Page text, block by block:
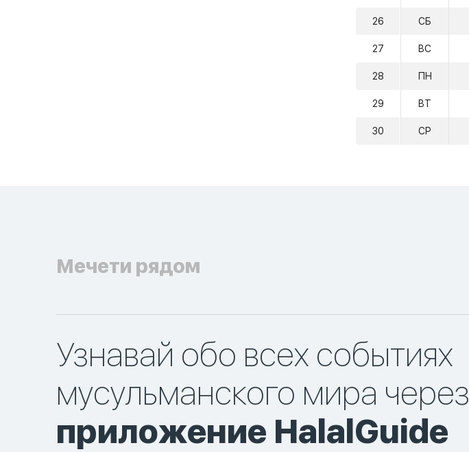
26 СБ
27 ВС
28 ПН
29 ВТ
30 СР
Мечети рядом
Узнавай обо всех событиях
мусульманского мира через
приложение HalalGuide